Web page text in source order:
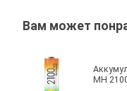
Вам может
MH